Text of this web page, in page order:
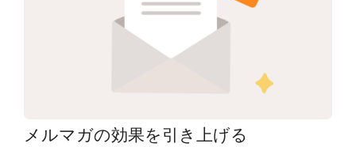
メルマガの効果を引き上げる